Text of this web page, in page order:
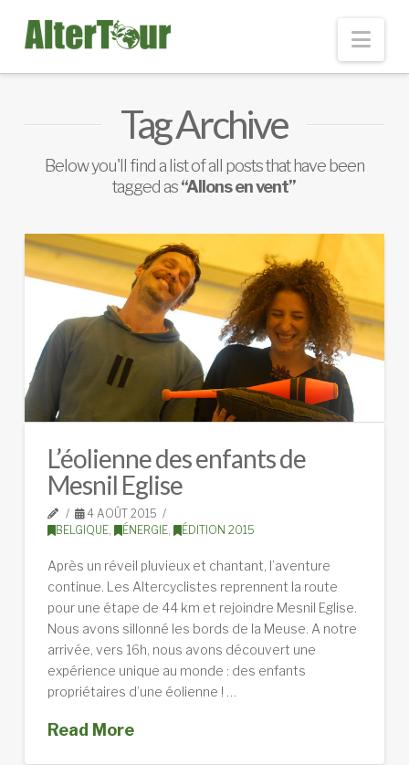
Tag Archive
Below you'll find a list of all posts that have been
tagged as“Allons en vent”
L’éolienne des enfants de
Mesnil Eglise
4 AOÛT 2015
BELGIQUE, ÉNERGIE, ÉDITION 2015
Après un réveil pluvieux et chantant, l’aventure
continue. Les Altercyclistes reprennent la route
pour une étape de 44 km et rejoindre Mesnil Eglise.
Nous avons sillonné les bords de la Meuse. A notre
arrivée, vers 16h, nous avons découvert une
expérience unique au monde : des enfants
propriétaires d’une éolienne ! …
Read More